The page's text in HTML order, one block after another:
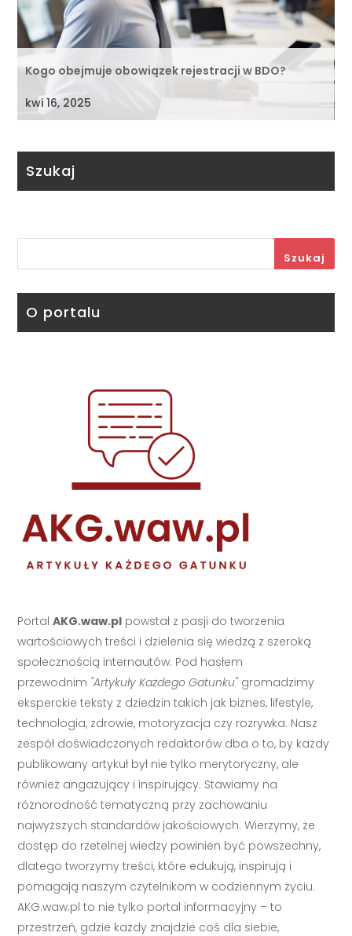
Kogo obejmuje obowiązek rejestracji w BDO?
kwi 16, 2025
Szukaj
Szukaj
O portalu
PortalAKG.waw.pl powstał z pasji do tworzenia
wartościowych treści i dzielenia się wiedzą z szeroką
społecznością internautów. Pod hasłem
przewodnim "Artykuły Każdego Gatunku"gromadzimy
eksperckie teksty z dziedzin takich jak biznes, lifestyle,
technologia, zdrowie, motoryzacja czy rozrywka. Nasz
zespół doświadczonych redaktorów dba o to, by każdy
publikowany artykuł był nie tylko merytoryczny, ale
również angażujący i inspirujący. Stawiamy na
różnorodność tematyczną przy zachowaniu
najwyższych standardów jakościowych. Wierzymy, że
dostęp do rzetelnej wiedzy powinien być powszechny,
dlatego tworzymy treści, które edukują, inspirują i
pomagają naszym czytelnikom w codziennym życiu.
AKG.waw.pl to nie tylko portal informacyjny – to
przestrzeń, gdzie każdy znajdzie coś dla siebie,